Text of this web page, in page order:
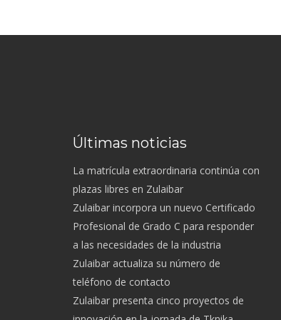
Últimas noticias
La matrícula extraordinaria continúa con
plazas libres en Zulaibar
Zulaibar incorpora un nuevo Certificado
Profesional de Grado C para responder
a las necesidades de la industria
Zulaibar actualiza su número de
teléfono de contacto
Zulaibar presenta cinco proyectos de